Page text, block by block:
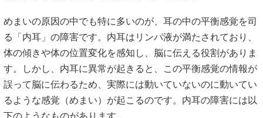
めまいの原因の中でも特に多いのが、耳の中の平衡感覚を司
る「内耳」の障害です。内耳はリンパ液が満たされており、
体の傾きや体の位置変化を感知し、脳に伝える役割がありま
す。しかし、内耳に異常が起きると、この平衡感覚の情報が
誤って脳に伝わるため、実際には動いていないのに動いてい
るような感覚（めまい）が起こるのです。内耳の障害には以